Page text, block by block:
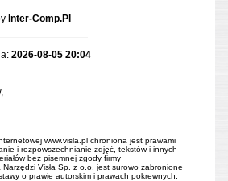
Inter-Comp.Pl
2026-08-05 20:04
www.visla.pl chroniona jest prawami
i rozpowszechnianie zdjęć, tekstów i innych
bez pisemnej zgody firmy
Visła Sp. z o.o. jest surowo zabronione
o prawie autorskim i prawach pokrewnych.